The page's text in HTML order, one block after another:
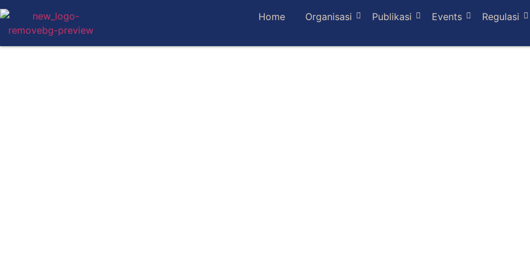
Home Organisasi Publikasi Events Regulasi